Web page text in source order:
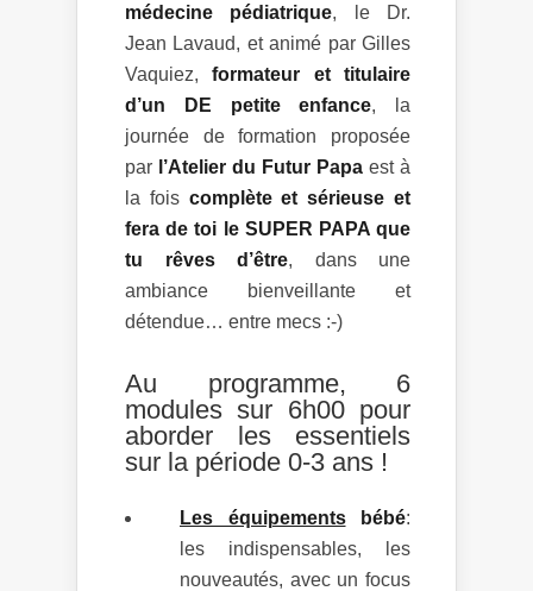
médecine pédiatrique, le Dr.
Jean Lavaud, et animé par Gilles
Vaquiez,formateur et titulaire
d’un DE petite enfance, la
journée de formation proposée
par l’Atelier du Futur Papa est à
la fois complète et sérieuse et
fera de toi le SUPER PAPA que
tu rêves d’être, dans une
ambiance bienveillante et
détendue… entre mecs :-)
Au programme, 6
modules sur 6h00 pour
aborder les essentiels
sur la période 0-3 ans !
Les équipementsbébé:
les indispensables, les
nouveautés, avec un focus